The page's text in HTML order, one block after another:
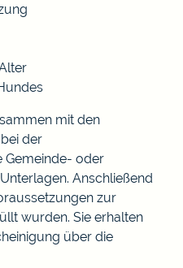
mit den
der
Gemeinde- oder
Anschließend
zur
wurden. Sie erhalten
über die